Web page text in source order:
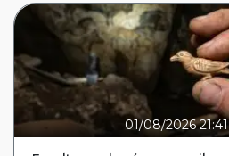
01/08/2026 21:41